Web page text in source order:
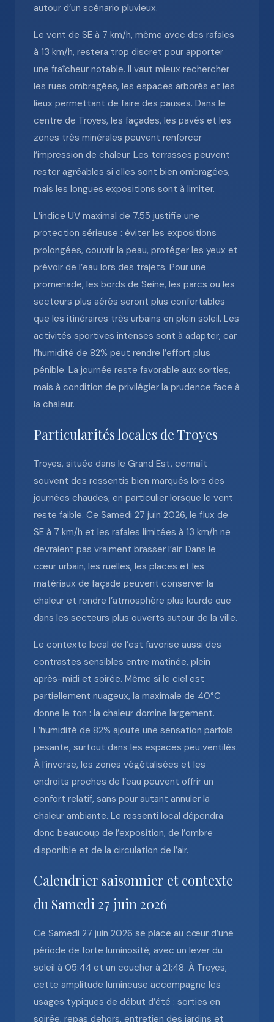
autour d’un scénario pluvieux.
Le vent de SE à 7 km/h, même avec des rafales
à 13 km/h, restera trop discret pour apporter
une fraîcheur notable. Il vaut mieux rechercher
les rues ombragées, les espaces arborés et les
lieux permettant de faire des pauses. Dans le
centre de Troyes, les façades, les pavés et les
zones très minérales peuvent renforcer
l’impression de chaleur. Les terrasses peuvent
rester agréables si elles sont bien ombragées,
mais les longues expositions sont à limiter.
L’indice UV maximal de 7.55 justifie une
protection sérieuse : éviter les expositions
prolongées, couvrir la peau, protéger les yeux et
prévoir de l’eau lors des trajets. Pour une
promenade, les bords de Seine, les parcs ou les
secteurs plus aérés seront plus confortables
que les itinéraires très urbains en plein soleil. Les
activités sportives intenses sont à adapter, car
l’humidité de 82% peut rendre l’effort plus
pénible. La journée reste favorable aux sorties,
mais à condition de privilégier la prudence face à
la chaleur.
Particularités locales de Troyes
Troyes, située dans le Grand Est, connaît
souvent des ressentis bien marqués lors des
journées chaudes, en particulier lorsque le vent
reste faible. Ce Samedi 27 juin 2026, le flux de
SE à 7 km/h et les rafales limitées à 13 km/h ne
devraient pas vraiment brasser l’air. Dans le
cœur urbain, les ruelles, les places et les
matériaux de façade peuvent conserver la
chaleur et rendre l’atmosphère plus lourde que
dans les secteurs plus ouverts autour de la ville.
Le contexte local de l’est favorise aussi des
contrastes sensibles entre matinée, plein
après-midi et soirée. Même si le ciel est
partiellement nuageux, la maximale de 40°C
donne le ton : la chaleur domine largement.
L’humidité de 82% ajoute une sensation parfois
pesante, surtout dans les espaces peu ventilés.
À l’inverse, les zones végétalisées et les
endroits proches de l’eau peuvent offrir un
confort relatif, sans pour autant annuler la
chaleur ambiante. Le ressenti local dépendra
donc beaucoup de l’exposition, de l’ombre
disponible et de la circulation de l’air.
Calendrier saisonnier et contexte
du Samedi 27 juin 2026
Ce Samedi 27 juin 2026 se place au cœur d’une
période de forte luminosité, avec un lever du
soleil à 05:44 et un coucher à 21:48. À Troyes,
cette amplitude lumineuse accompagne les
usages typiques de début d’été : sorties en
soirée, repas dehors, entretien des jardins et